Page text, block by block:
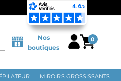
Nos
boutiques
0
MIROIRS GROSSISSANTS